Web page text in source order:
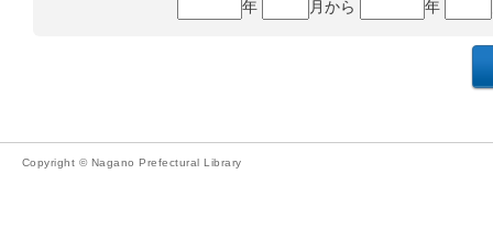
年
月から 年
Copyright © Nagano Prefectural Library